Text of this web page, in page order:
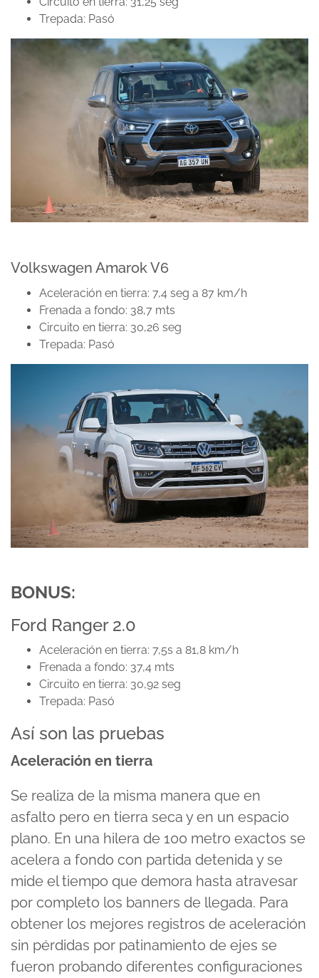
Trepada: Pasó
Volkswagen Amarok V6
Aceleración en tierra: 7,4 seg a 87 km/h
Frenada a fondo: 38,7 mts
Circuito en tierra: 30,26 seg
Trepada: Pasó
BONUS:
Ford Ranger 2.0
Aceleración en tierra: 7,5s a 81,8 km/h
Frenada a fondo: 37,4 mts
Circuito en tierra: 30,92 seg
Trepada: Pasó
Así son las pruebas
Aceleración en tierra
Se realiza de la misma manera que en
asfalto pero en tierra seca y en un espacio
plano. En una hilera de 100 metro exactos se
acelera a fondo con partida detenida y se
mide el tiempo que demora hasta atravesar
por completo los banners de llegada. Para
obtener los mejores registros de aceleración
sin pérdidas por patinamiento de ejes se
fueron probando diferentes configuraciones